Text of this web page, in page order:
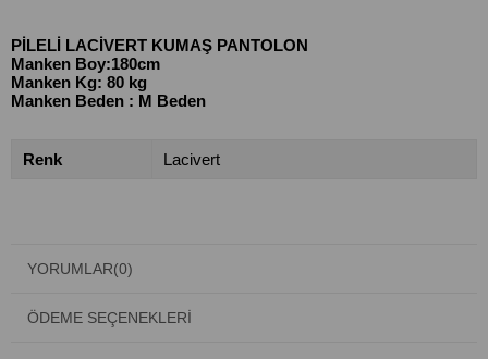
PİLELİ LACİVERT KUMAŞ PANTOLON
Manken Boy:180cm
Manken Kg: 80 kg
Manken Beden : M Beden
Renk Lacivert
YORUMLAR(0)
ÖDEME SEÇENEKLERI